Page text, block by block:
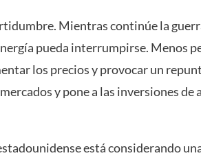
Mientras continúe la
pueda interrumpirse. Menos
los precios y provocar un
y pone a las inversiones de
está considerando